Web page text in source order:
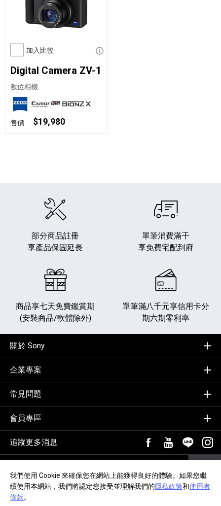
我們使用 Cookie 來確保您在網站上能獲得良好的體驗。如果您繼
續使用本網站，我們將認定您接受並理解我們的隱私政策和使用者
條款。
加入比較 顯示資訊
Digital Camera ZV-1
數位相機
售價 $19,980
部分商品註冊
享產品保固延長
單筆消費滿千
享免費宅配到府
商品享七天免費鑑賞期
(安裝商品/軟體除外)
單筆滿八千元享信用卡分
期六期零利率
關於 Sony
企業專案
常見問題
會員專區
追蹤更多消息
FB粉絲專頁[另開新
YouTube頻道[
加入 追
輸入Email，訂閱電子報
隱私政策